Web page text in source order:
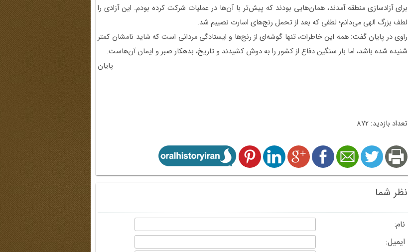
برای آزادسازی منطقه آمدند، همان‌هایی بودند که پیش‌تر با آن‌ها در عملیات شرکت کرده بودم. این آزادی را
لطف بزرگ الهی می‌دانم؛ لطفی که بعد از تحمل رنج‌های اسارت نصیبم شد.
راوی در پایان گفت: همه این خاطرات، تنها گوشه‌ای از رنج‌ها و ایستادگی مردانی است که شاید نامشان کمتر
شنیده شده باشد، اما بار سنگین دفاع از کشور را به دوش کشیدند و تاریخ، بدهکار صبر و ایمان آن‌هاست.
پایان
تعداد بازدید: 872
نظر شما
نام:
ایمیل: